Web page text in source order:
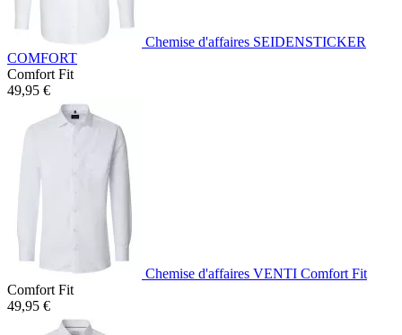
Chemise d'affaires SEIDENSTICKER
COMFORT
Comfort Fit
49,95 €
Chemise d'affaires VENTI Comfort Fit
Comfort Fit
49,95 €